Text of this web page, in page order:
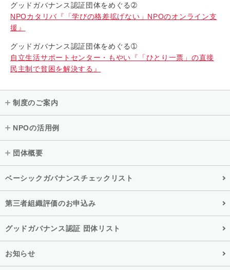
グッドガバナンス認証団体をめぐる➁
NPOカタリバ『「学びの格差拡げない」NPOのオンライン支
援』
グッドガバナンス認証団体をめぐる➀
自立生活サポートセンター・もやい『「ひとり一票」の直接
民主制で貧困を解決する』
制度のご案内
NPOの活用例
団体概要
ベーシックガバナンスチェックリスト
第三者組織評価のお申込み
グッドガバナンス認証 団体リスト
お知らせ